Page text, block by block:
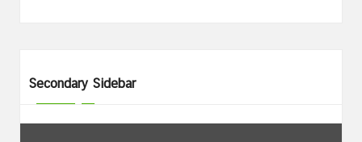
Secondary Sidebar